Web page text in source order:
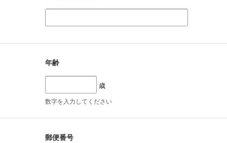
年齢
歳
数字を入力してください
郵便番号